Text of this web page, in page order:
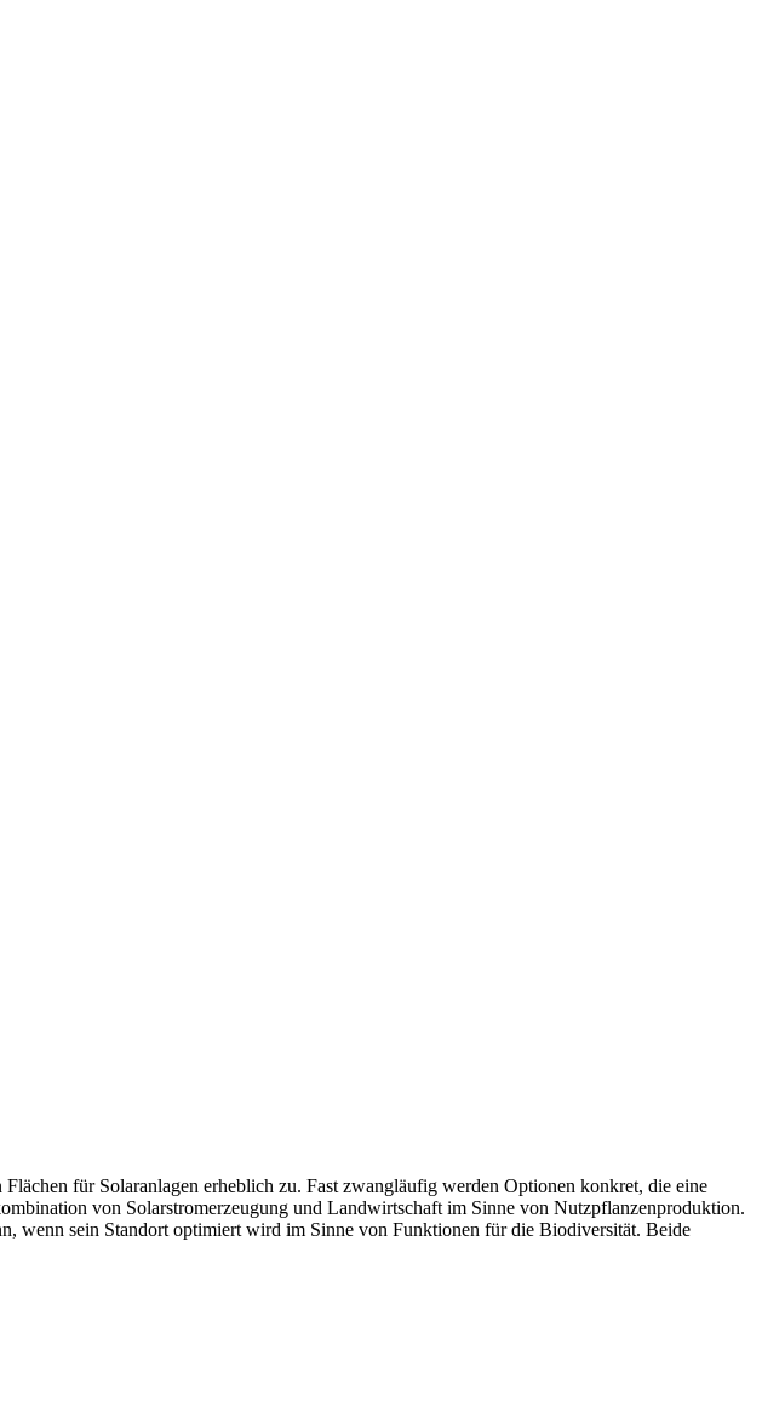
für Solaranlagen erheblich zu. Fast zwangläufig werden Optionen konkret, die eine
von Solarstromerzeugung und Landwirtschaft im Sinne von Nutzpflanzenproduktion.
wenn sein Standort optimiert wird im Sinne von Funktionen für die Biodiversität. Beide